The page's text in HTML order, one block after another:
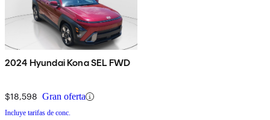
2024 Hyundai Kona SEL FWD
$18,598 Gran oferta
Incluye tarifas de conc.